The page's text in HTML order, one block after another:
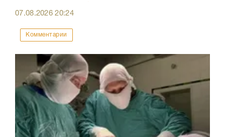
07.08.202620:24
Комментарии